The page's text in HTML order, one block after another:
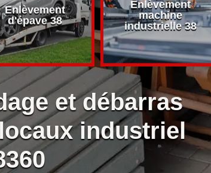
Enlèvement
d'épave 38
Enlèvement
machine
industrielle 38
et débarras
industriel